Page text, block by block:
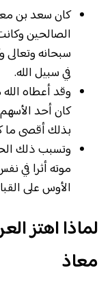
كان سعد بن
الصالحين
سبحانه
في سبيل الله.
وقد أعطاه
كان أحد
بذلك أقصى ما
وتسبب ذلك
موته أثرا في
الأوس على
لماذا اهتز
معاذ